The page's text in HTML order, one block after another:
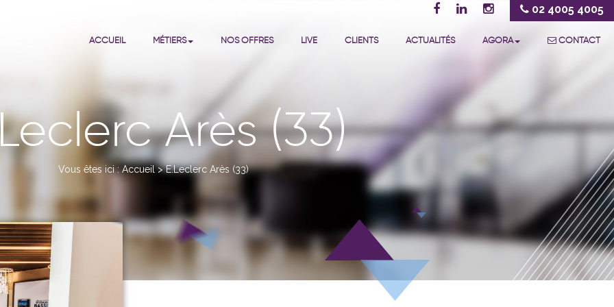
02 4005 4005
ACCUEIL MÉTIERS NOS OFFRES LIVE CLIENTS ACTUALITÉS AGORA CONTACT
Arès (33)
Vous êtes ici :Accueil>E.Leclerc Arès (33)